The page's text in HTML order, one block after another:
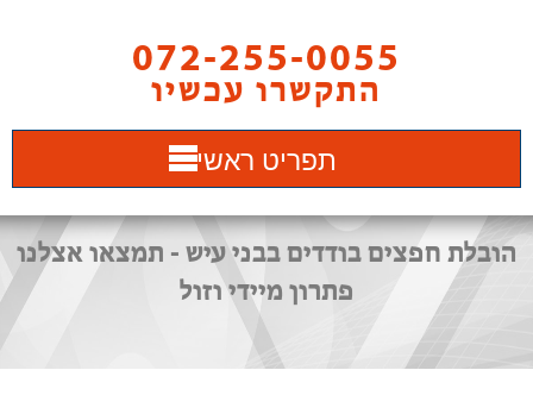
072-255-0055
התקשרו עכשיו
תפריט ראשי
הובלת חפצים בודדים בבני עיש - תמצאו אצלנו
פתרון מיידי וזול